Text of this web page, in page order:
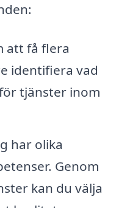
att få flera
identifiera vad
tjänster inom
har olika
Genom
kan du välja